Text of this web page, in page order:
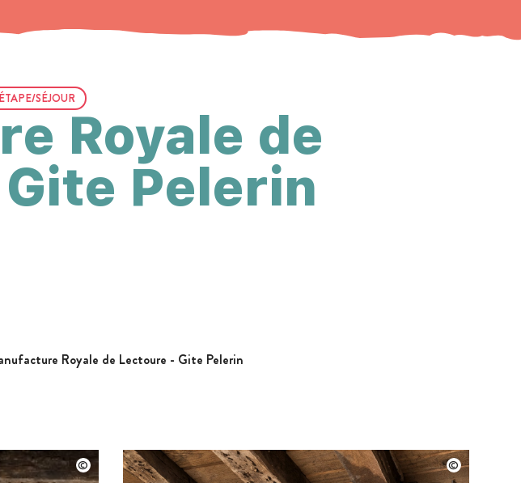
Royale de Lectoure - Gite Pelerin
Royale de
Pelerin
SÉJOUR